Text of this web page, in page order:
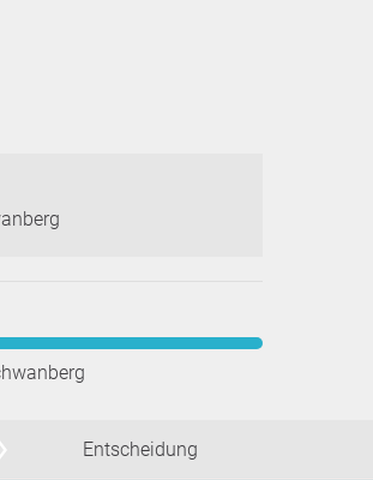
Entscheidung